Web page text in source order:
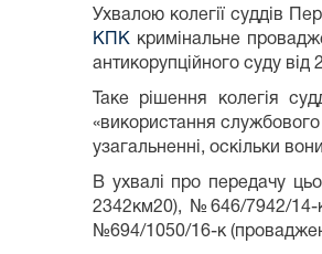
Ухвалою колегії суддів
КПК кримінальне
антикорупційного суду
Таке рішення колегія
«використання
узагальненні, оскільки
В ухвалі про передачу
2342км20), №646/7942/
№694/1050/16-к